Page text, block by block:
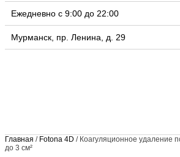
Ежедневно с 9:00 до 22:00
Мурманск, пр. Ленина, д. 29
Главная / Fotona 4D / Коагуляционное удаление
до 3 см²